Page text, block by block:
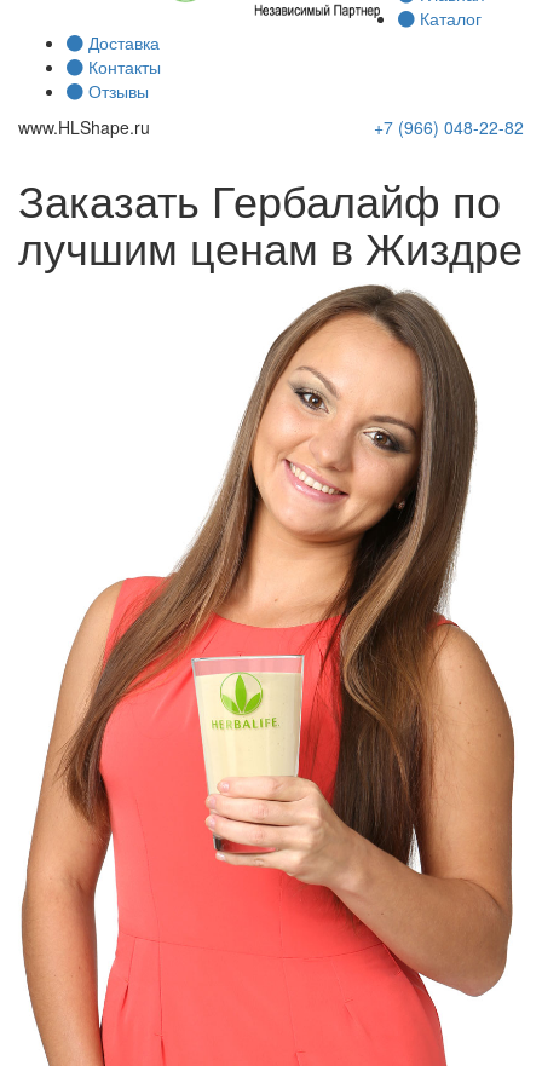
Каталог
Доставка
Контакты
Отзывы
www.HLShape.ru +7 (966) 048-22-82
Заказать Гербалайф по
лучшим ценам в Жиздре